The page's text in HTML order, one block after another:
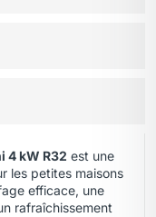
4 kW R32 est une
les petites maisons
efficace, une
rafraîchissement